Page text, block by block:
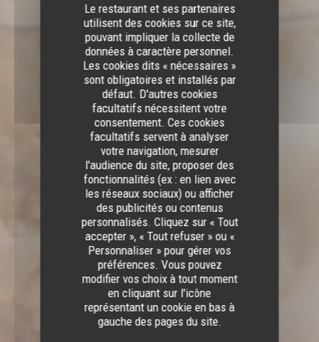
Le restaurant et ses partenaires
utilisent des cookies sur ce site,
pouvant impliquer la collecte de
données à caractère personnel.
Les cookies dits « nécessaires »
sont obligatoires et installés par
défaut. D'autres cookies
facultatifs nécessitent votre
consentement. Ces cookies
facultatifs servent à analyser
votre navigation, mesurer
l'audience du site, proposer des
fonctionnalités (ex : en lien avec
les réseaux sociaux) ou afficher
des publicités ou contenus
personnalisés. Cliquez sur « Tout
accepter », « Tout refuser » ou «
Personnaliser » pour gérer vos
préférences. Vous pouvez
modifier vos choix à tout moment
en cliquant sur l'icône
représentant un cookie en bas à
gauche des pages du site.